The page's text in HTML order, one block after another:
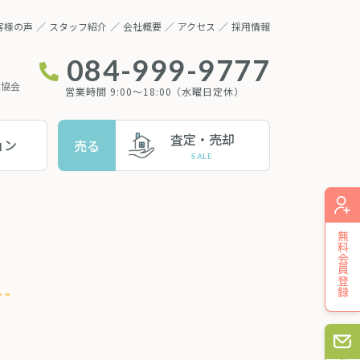
様の声 スタッフ紹介 会社概要 アクセス 採用情報
会
084-999-9777
営業時間 9:00～18:00（水曜日定休）
ン 売る 査定・売却
無料会員登録